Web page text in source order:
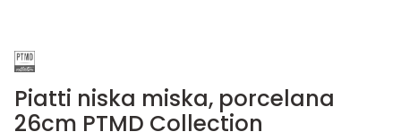
Piatti niska miska, porcelana
26cm PTMD Collection